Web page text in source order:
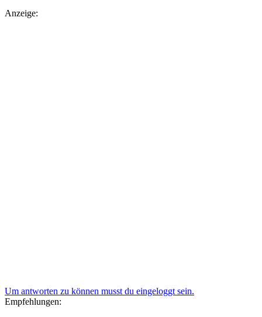
Anzeige:
Um antworten zu können musst du eingeloggt sein.
Empfehlungen: